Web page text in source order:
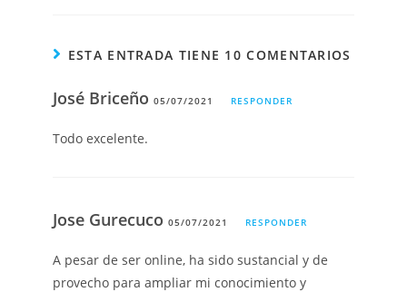
ESTA ENTRADA TIENE 10 COMENTARIOS
José Briceño05/07/2021 RESPONDER
Todo excelente.
Jose Gurecuco05/07/2021 RESPONDER
A pesar de ser online, ha sido sustancial y de
provecho para ampliar mi conocimiento y